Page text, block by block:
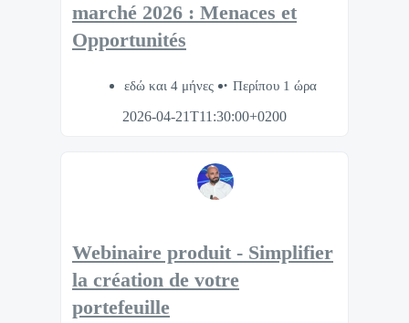
marché 2026 : Menaces et
Opportunités
εδώ και 4 μήνες
Περίπου 1 ώρα
2026-04-21T11:30:00+0200
Webinaire produit - Simplifier
la création de votre
portefeuille